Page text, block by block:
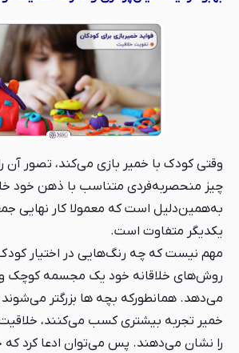
وقتی کودک با خمیر بازی می‌کند، تصور آن
چیز منحصربه‌فردی متناسب با ذهن خود
به‌همین‌دلیل است که معمولا کار نهایی
یکدیگر متفاوت است.
مهم نیست که چه رنگ‌هایی در اختیار
روش‌های خلاقانه خود یک مجسمه کوچک
می‌دهد. همانطورکه بچه ها بزرگتر
خمیر تجربه بیشتری کسب می‌کنند،
را نشان می‌دهند. پس می‌توان ادعا کرد که